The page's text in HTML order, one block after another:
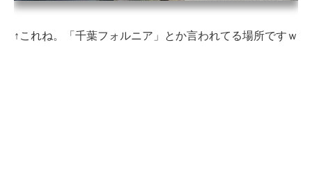
↑これね。「千葉フォルニア」とか言われてる場所ですｗ